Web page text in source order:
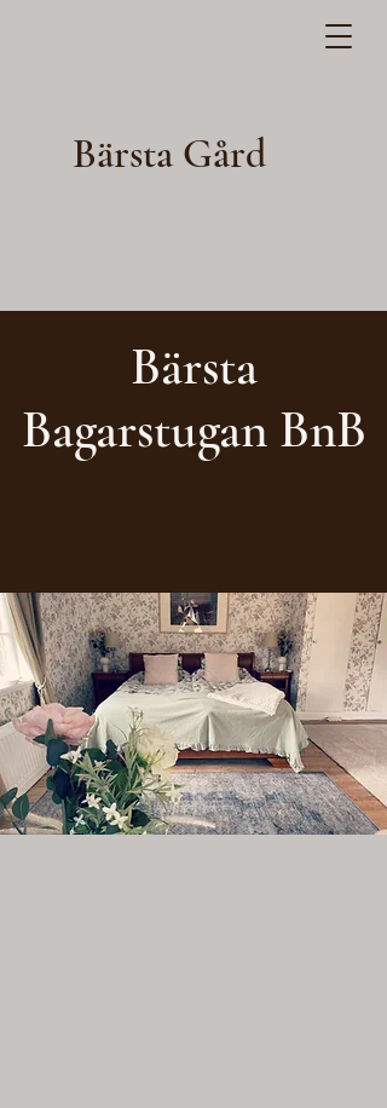
Bärsta Gård
Bärsta
Bagarstugan BnB